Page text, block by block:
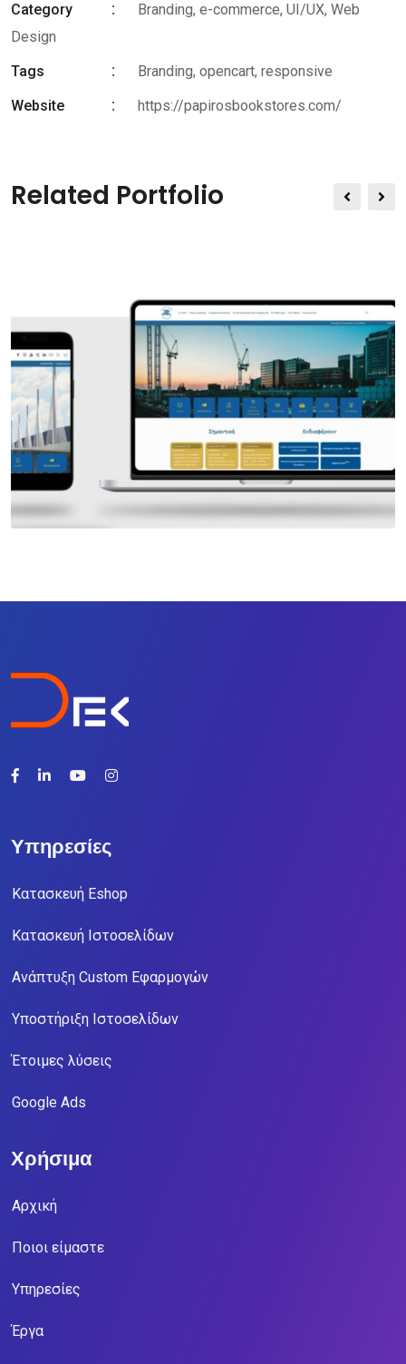
Category
Branding, e-commerce, UI/UX, Web
Design
Tags
Branding, opencart, responsive
Website
https://papirosbookstores.com/
Related Portfolio
Υπηρεσίες
Κατασκευή Eshop
Κατασκευή Ιστοσελίδων
Ανάπτυξη Custom Εφαρμογών
Υποστήριξη Ιστοσελίδων
Έτοιμες λύσεις
Google Ads
Χρήσιμα
Αρχική
Ποιοι είμαστε
Υπηρεσίες
Έργα